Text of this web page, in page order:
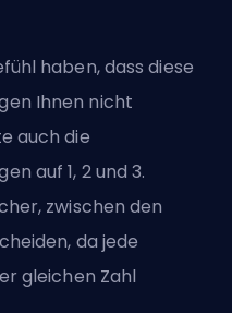
haben, dass diese
Ihnen nicht
auch die
auf 1, 2 und 3.
zwischen den
da jede
gleichen Zahl